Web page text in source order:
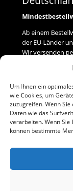
Um Ihnen ein
wie Cookies, um
zuzugreifen. Wenn
Daten wie das
verarbeiten. Wenn Sie
können bestimmte
Ab einem
der EU-Länder
Wir versenden
Versand
Zahlung
Baumann
Telefon (0 91 61)